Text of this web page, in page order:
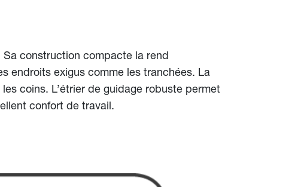
Sa construction compacte la rend
endroits exigus comme les tranchées. La
coins. L’étrier de guidage robuste permet
confort de travail.